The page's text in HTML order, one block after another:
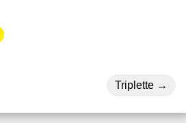
Triplette